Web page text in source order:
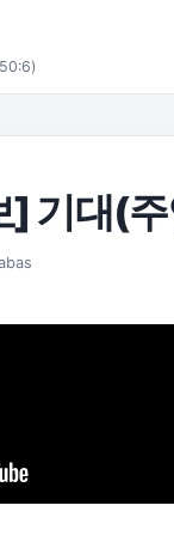
기대(주
일